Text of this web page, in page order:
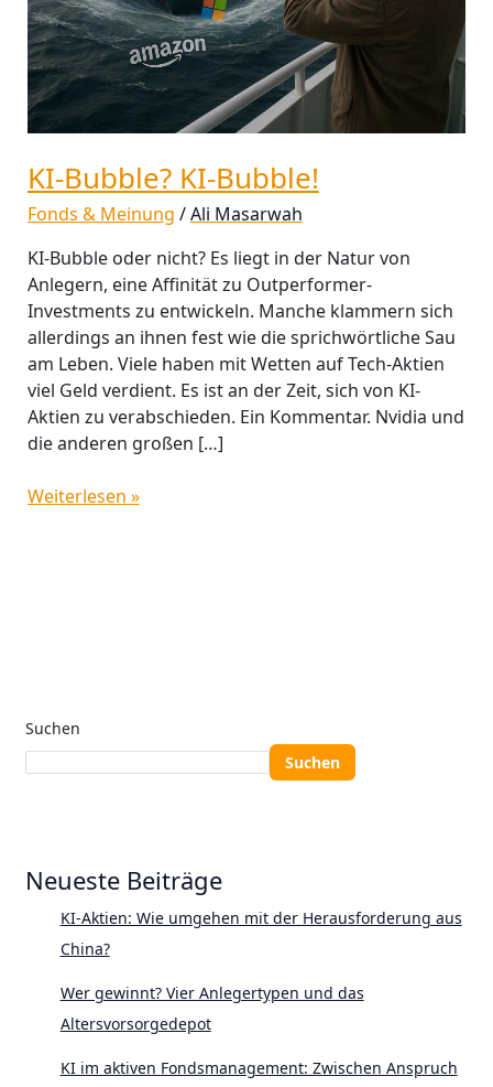
KI-Bubble? KI-Bubble!
Fonds & Meinung /Ali Masarwah
KI-Bubble oder nicht? Es liegt in der Natur von
Anlegern, eine Affinität zu Outperformer-
Investments zu entwickeln. Manche klammern sich
allerdings an ihnen fest wie die sprichwörtliche Sau
am Leben. Viele haben mit Wetten auf Tech-Aktien
viel Geld verdient. Es ist an der Zeit, sich von KI-
Aktien zu verabschieden. Ein Kommentar. Nvidia und
die anderen großen […]
Weiterlesen »
Suchen
Suchen
Neueste Beiträge
KI-Aktien: Wie umgehen mit der Herausforderung aus
China?
Wer gewinnt? Vier Anlegertypen und das
Altersvorsorgedepot
KI im aktiven Fondsmanagement: Zwischen Anspruch